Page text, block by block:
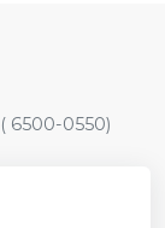
6500-0550)